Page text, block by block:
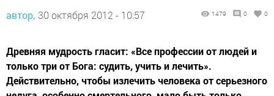
автор, 30 октября 2012 - 10:57 1479 0 0
Древняя мудрость гласит: «Все профессии от людей и
только три от Бога: судить, учить и лечить».
Действительно, чтобы излечить человека от серьезного